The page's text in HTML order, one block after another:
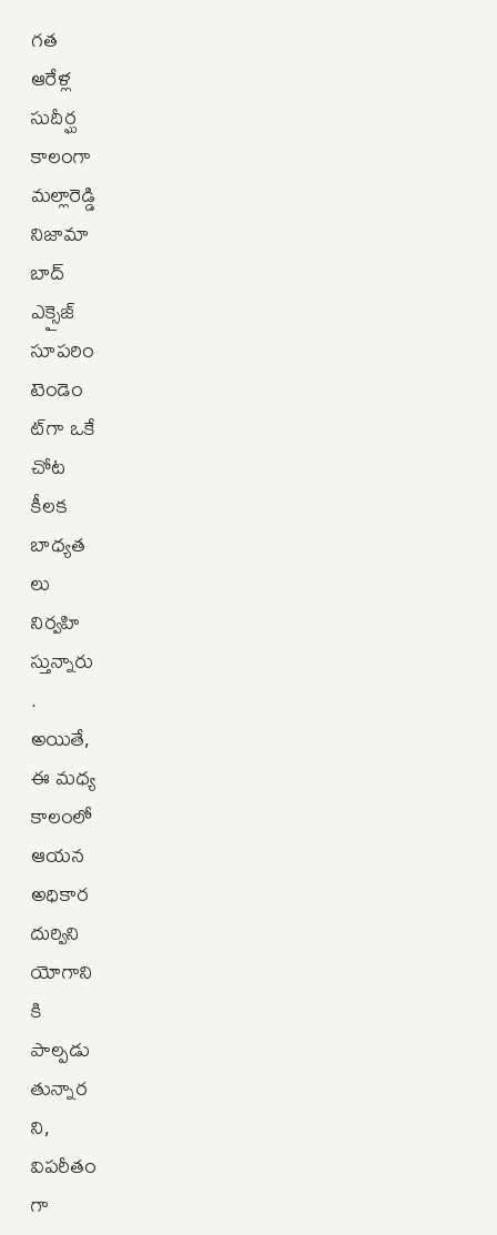
గత
ఆరేళ్ల
సుదీర్ఘ
కాలంగా
మల్లారెడ్డి
నిజామా
బాద్‌
ఎక్సైజ్‌
సూపరిం
టెండెం
ట్‌గా ఒకే
చోట
కీలక
బాధ్యత
లు
నిర్వహి
స్తున్నారు
.
అయితే,
ఈ మధ్య
కాలంలో
ఆయన
అధికార
దుర్విని
యోగాని
కి
పాల్పడు
తున్నార
ని,
విపరీతం
గా